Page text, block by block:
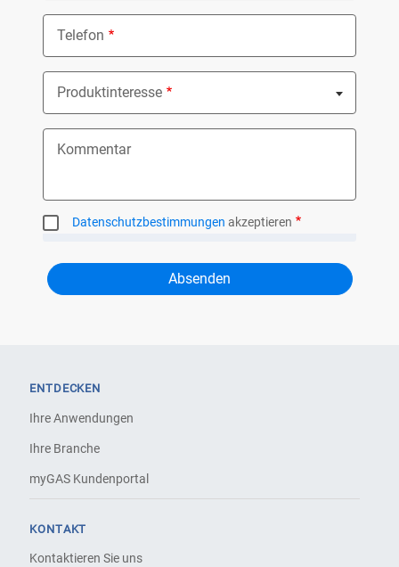
Telefon
Produktinteresse
Nothing selected
Kommentar
Datenschutzbestimmungen akzeptieren
ENTDECKEN
Ihre Anwendungen
Ihre Branche
myGAS Kundenportal
KONTAKT
Kontaktieren Sie uns